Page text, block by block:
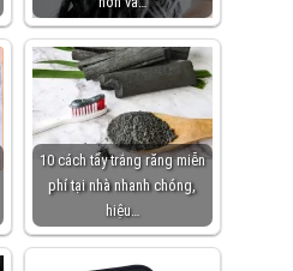
10 cách tẩy trắng răng miễn
phí tại nhà nhanh chóng,
hiệu…